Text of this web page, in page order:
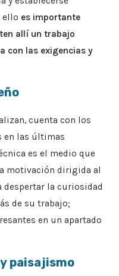
ello es importante
allí un trabajo
con las exigencias y
cuenta con los
en las últimas
es el medio que
motivación dirigida al
despertar la curiosidad
de su trabajo;
en un apartado
paisajismo